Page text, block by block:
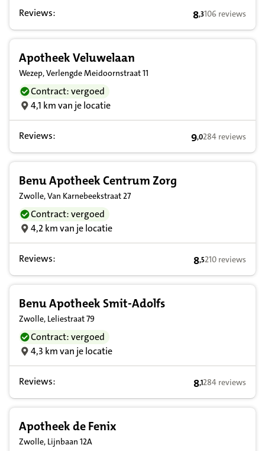
Reviews: 8,3 op basis van
8,3106 reviews
Apotheek Veluwelaan
Wezep, Verlengde Meidoornstraat 11
Contract: vergoed
4,1 km van je locatie
Reviews: 9,0 op basis van
9,0284 reviews
Benu Apotheek Centrum Zorg
Zwolle, Van Karnebeekstraat 27
Contract: vergoed
4,2 km van je locatie
Reviews: 8,5 op basis van
8,5210 reviews
Benu Apotheek Smit-Adolfs
Zwolle, Leliestraat 79
Contract: vergoed
4,3 km van je locatie
Reviews: 8,1 op basis van
8,1284 reviews
Apotheek de Fenix
Zwolle, Lijnbaan 12A